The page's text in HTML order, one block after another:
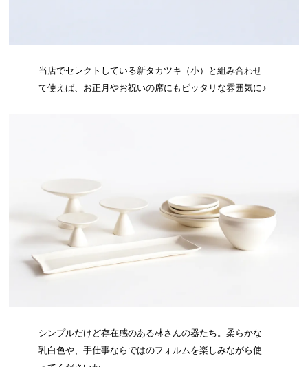
当店でセレクトしている新タカツキ（小）
と組み合わせ
て使えば、お正月やお祝いの席にもピッタリな雰囲気に♪
シンプルだけど存在感のある林さんの器たち。柔らかな
乳白色や、手仕事ならではのフォルムを楽しみながら使